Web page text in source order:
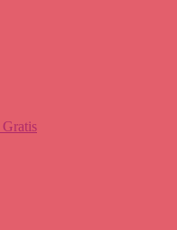
Gratis